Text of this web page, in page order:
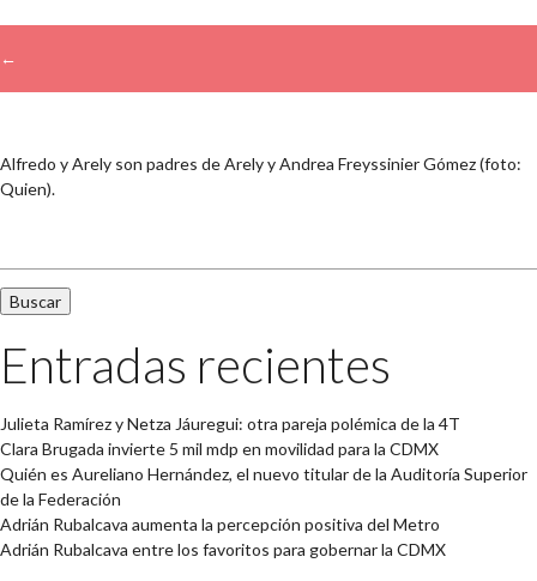
←
Alfredo y Arely son padres de Arely y Andrea Freyssinier Gómez (foto:
Quien).
Entradas recientes
Julieta Ramírez y Netza Jáuregui: otra pareja polémica de la 4T
Clara Brugada invierte 5 mil mdp en movilidad para la CDMX
Quién es Aureliano Hernández, el nuevo titular de la Auditoría Superior
de la Federación
Adrián Rubalcava aumenta la percepción positiva del Metro
Adrián Rubalcava entre los favoritos para gobernar la CDMX